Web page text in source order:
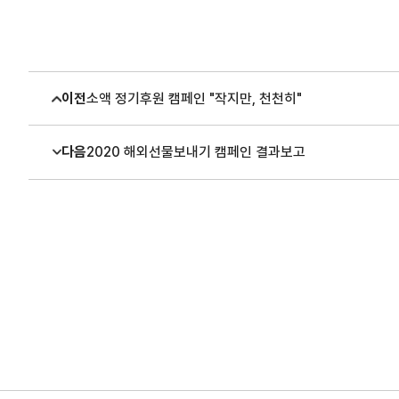
이전소액 정기후원 캠페인 "작지만, 천천히"
다음2020 해외선물보내기 캠페인 결과보고